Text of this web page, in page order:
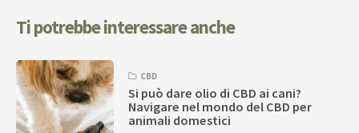
Ti potrebbe interessare anche
CBD
Si può dare olio di CBD ai cani?
Navigare nel mondo del CBD per
animali domestici